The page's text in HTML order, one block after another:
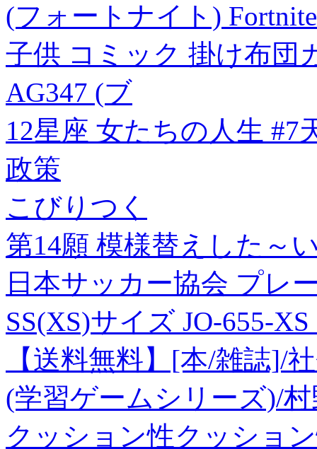
(フォートナイト)
子供 コミック 掛け布団
AG347 (ブ
12星座 女たちの人生 #7
政策
こびりつく
第14願 模様替えした～
日本サッカー協会 プレ
SS(XS)サイズ JO-655-
【送料無料】[本/雑誌]/
(学習ゲームシリーズ)/
クッション性クッショ